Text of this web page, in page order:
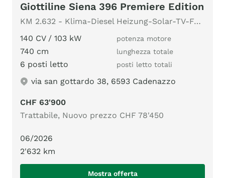
Giottiline Siena 396 Premiere Edition
KM 2.632 - Klima-Diesel Heizung-Solar-TV-Fahrradträger
140 CV / 103 kW
potenza motore
740 cm lunghezza totale
6 posti letto posti letto totali
via san gottardo 38, 6593 Cadenazzo
CHF 63'900
Trattabile, Nuovo prezzo CHF 78'450
06/2026
2'632 km
Mostra offerta